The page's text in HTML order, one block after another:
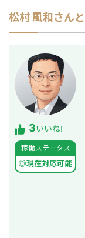
松村 風和さん
3いいね!
稼働ステータス
◎現在対応可能